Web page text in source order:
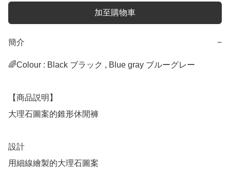
加至購物車
簡介 −
🌈Colour : Black ブラック , Blue gray ブルーグレー
【商品説明】
大理石圖案的錐形休閒褲
設計
用細線繪製的大理石圖案